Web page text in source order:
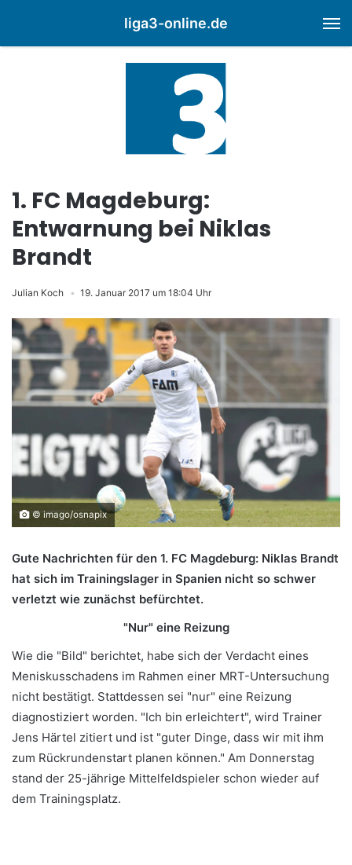
liga3-online.de
1. FC Magdeburg:
Entwarnung bei Niklas
Brandt
Julian Koch 19. Januar 2017 um 18:04 Uhr
© imago/osnapix
Gute Nachrichten für den 1. FC Magdeburg: Niklas Brandt
hat sich im Trainingslager in Spanien nicht so schwer
verletzt wie zunächst befürchtet.
"Nur" eine Reizung
Wie die "Bild" berichtet, habe sich der Verdacht eines
Meniskusschadens im Rahmen einer MRT-Untersuchung
nicht bestätigt. Stattdessen sei "nur" eine Reizung
diagnostiziert worden. "Ich bin erleichtert", wird Trainer
Jens Härtel zitiert und ist "guter Dinge, dass wir mit ihm
zum Rückrundenstart planen können." Am Donnerstag
stand der 25-jährige Mittelfeldspieler schon wieder auf
dem Trainingsplatz.